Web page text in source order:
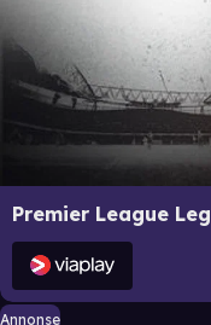
Annonse